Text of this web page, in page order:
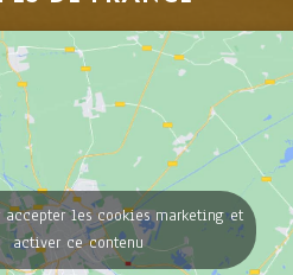
accepter les cookies marketing et
activer ce contenu